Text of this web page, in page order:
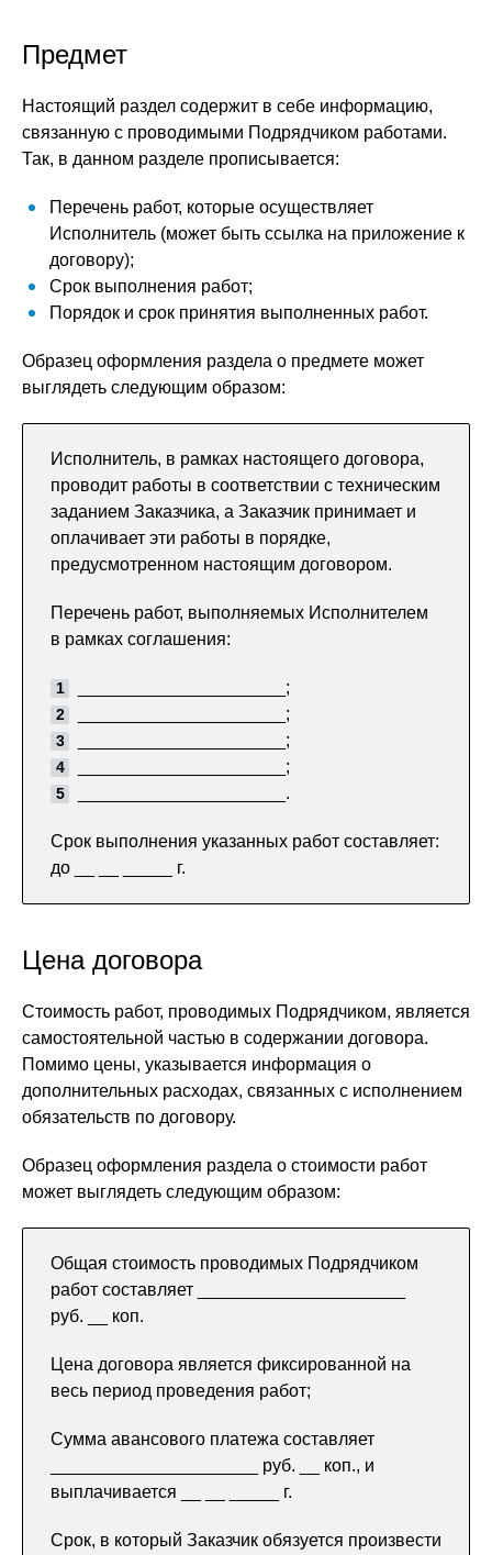
Предмет
Настоящий раздел содержит в себе информацию,
связанную с проводимыми Подрядчиком работами.
Так, в данном разделе прописывается:
Перечень работ, которые осуществляет
Исполнитель (может быть ссылка на приложение к
договору);
Срок выполнения работ;
Порядок и срок принятия выполненных работ.
Образец оформления раздела о предмете может
выглядеть следующим образом:
Исполнитель, в рамках настоящего договора,
проводит работы в соответствии с техническим
заданием Заказчика, а Заказчик принимает и
оплачивает эти работы в порядке,
предусмотренном настоящим договором.
Перечень работ, выполняемых Исполнителем
в рамках соглашения:
_____________________;
_____________________;
_____________________;
_____________________;
_____________________.
Срок выполнения указанных работ составляет:
до __ __ _____ г.
Цена договора
Стоимость работ, проводимых Подрядчиком, является
самостоятельной частью в содержании договора.
Помимо цены, указывается информация о
дополнительных расходах, связанных с исполнением
обязательств по договору.
Образец оформления раздела о стоимости работ
может выглядеть следующим образом:
Общая стоимость проводимых Подрядчиком
работ составляет _____________________
руб. __ коп.
Цена договора является фиксированной на
весь период проведения работ;
Сумма авансового платежа составляет
_____________________ руб. __ коп., и
выплачивается __ __ _____ г.
Срок, в который Заказчик обязуется произвести